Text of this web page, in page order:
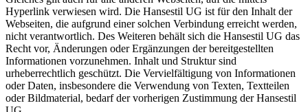
Hyperlink verwiesen wird. Die Hansestil UG ist für den Inhalt der
Webseiten, die aufgrund einer solchen Verbindung erreicht werden,
nicht verantwortlich. Des Weiteren behält sich die Hansestil UG das
Recht vor, Änderungen oder Ergänzungen der bereitgestellten
Informationen vorzunehmen. Inhalt und Struktur sind
urheberrechtlich geschützt. Die Vervielfältigung von Informationen
oder Daten, insbesondere die Verwendung von Texten, Textteilen
oder Bildmaterial, bedarf der vorherigen Zustimmung der Hansestil